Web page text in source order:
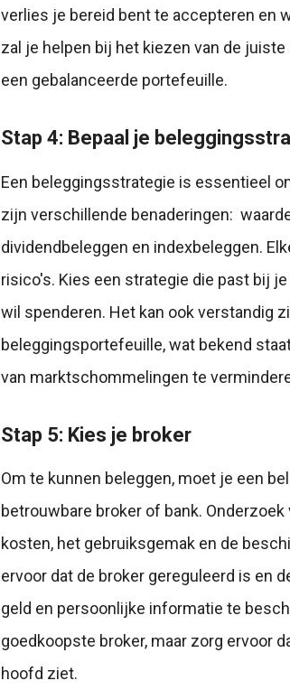
verlies je bereid bent te accepteren en
zal je helpen bij het kiezen van de
een gebalanceerde portefeuille.
Stap 4: Bepaal je
Een beleggingsstrategie is essentieel
zijn verschillende benaderingen:
dividendbeleggen en indexbeleggen.
risico's. Kies een strategie die past bij
wil spenderen. Het kan ook verstandig
beleggingsportefeuille, wat bekend
van marktschommelingen te
Stap 5: Kies je broker
Om te kunnen beleggen, moet je een
betrouwbare broker of bank.
kosten, het gebruiksgemak en de
ervoor dat de broker gereguleerd is en
geld en persoonlijke informatie te
goedkoopste broker, maar zorg ervoor
hoofd ziet.